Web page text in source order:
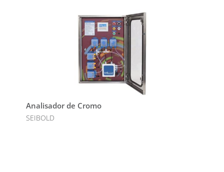
Analisador de Cromo
SEIBOLD